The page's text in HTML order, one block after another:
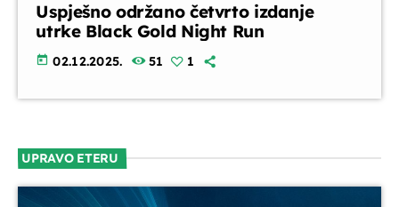
Uspješno održano četvrto izdanje
utrke Black Gold Night Run
today 02.12.2025. 51 1
UPRAVO ETERU